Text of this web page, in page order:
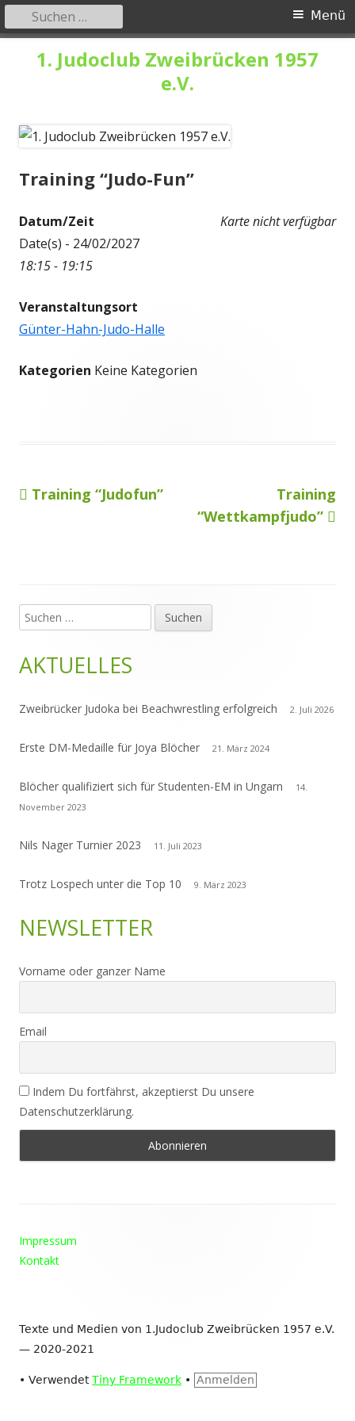
1. Judoclub Zweibrücken 1957
e.V.
Primäres
Menü
Menü
Suchen
nach:
Training “Judo-Fun”
Karte nicht verfügbar
Datum/Zeit
Date(s) - 24/02/2027
18:15 - 19:15
Veranstaltungsort
Günter-Hahn-Judo-Halle
Kategorien Keine Kategorien
Beitragsnavigation
Vorheriger
Training “Judofun”
Nächster
Beitrag
Training
“Wettkampfjudo”
Haupt-
Seitenleiste
Suchen
nach:
AKTUELLES
Zweibrücker Judoka bei Beachwrestling erfolgreich 2. Juli 2026
Erste DM-Medaille für Joya Blöcher 21. März 2024
Blöcher qualifiziert sich für Studenten-EM in Ungarn
14.
November 2023
Nils Nager Turnier 2023 11. Juli 2023
Trotz Lospech unter die Top 10 9. März 2023
NEWSLETTER
Vorname oder ganzer Name
Email
Indem Du fortfährst, akzeptierst Du unsere
Datenschutzerklärung.
Inhalt
Impressum
Kontakt
Texte und Medien von 1.Judoclub Zweibrücken 1957 e.V.
— 2020-2021
• VerwendetTiny Framework • Anmelden